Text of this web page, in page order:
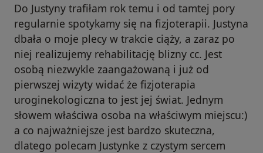
Do Justyny trafiłam rok temu i od tamtej pory
regularnie spotykamy się na fizjoterapii. Justyna
dbała o moje plecy w trakcie ciąży, a zaraz po
niej realizujemy rehabilitację blizny cc. Jest
osobą niezwykle zaangażowaną i już od
pierwszej wizyty widać że fizjoterapia
uroginekologiczna to jest jej świat. Jednym
słowem właściwa osoba na właściwym miejscu:)
a co najważniejsze jest bardzo skuteczna,
dlatego polecam Justynke z czystym sercem